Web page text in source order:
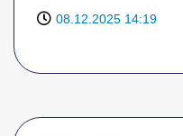
08.12.2025 14:19